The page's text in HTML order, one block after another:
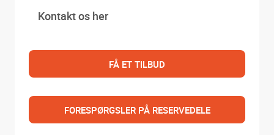
Kontakt os her
FÅ ET TILBUD
FORESPØRGSLER PÅ RESERVEDELE